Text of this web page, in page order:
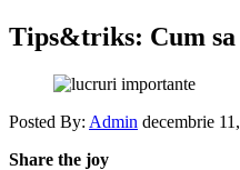
Tips&triks: Cum
Posted By: Admin decembrie
Share the joy